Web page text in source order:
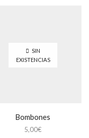
SIN
EXISTENCIAS
Bombones
5,00€